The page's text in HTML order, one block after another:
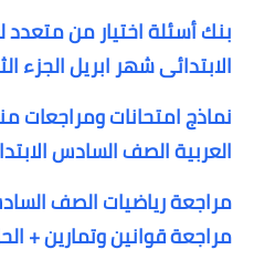
بنك أسئلة اختيار من
الابتدائى شهر ابريل الجزء
نماذج امتحانات
العربية الصف السادس
مراجعة رياضيات الصف
مراجعة قوانين وتمارين +